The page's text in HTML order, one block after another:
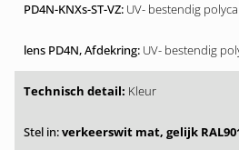
UV- bestendig
UV- bestendig
Kleur
verkeerswit mat, gelijk